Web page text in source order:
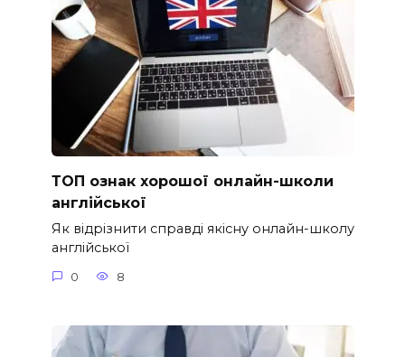
ТОП ознак хорошої онлайн-школи
англійської
Як відрізнити справді якісну онлайн-школу
англійської
0 8